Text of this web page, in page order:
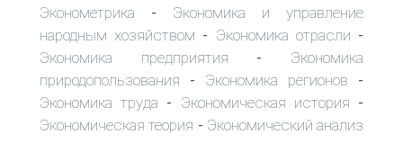
Эконометрика - Экономика и управление
народным хозяйством - Экономика отрасли -
Экономика предприятия - Экономика
природопользования - Экономика регионов -
Экономика труда - Экономическая история -
Экономическая теория - Экономический анализ